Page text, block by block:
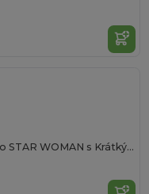
Dámské Polo Tričko STAR WOMAN s Krátkým Rukávem